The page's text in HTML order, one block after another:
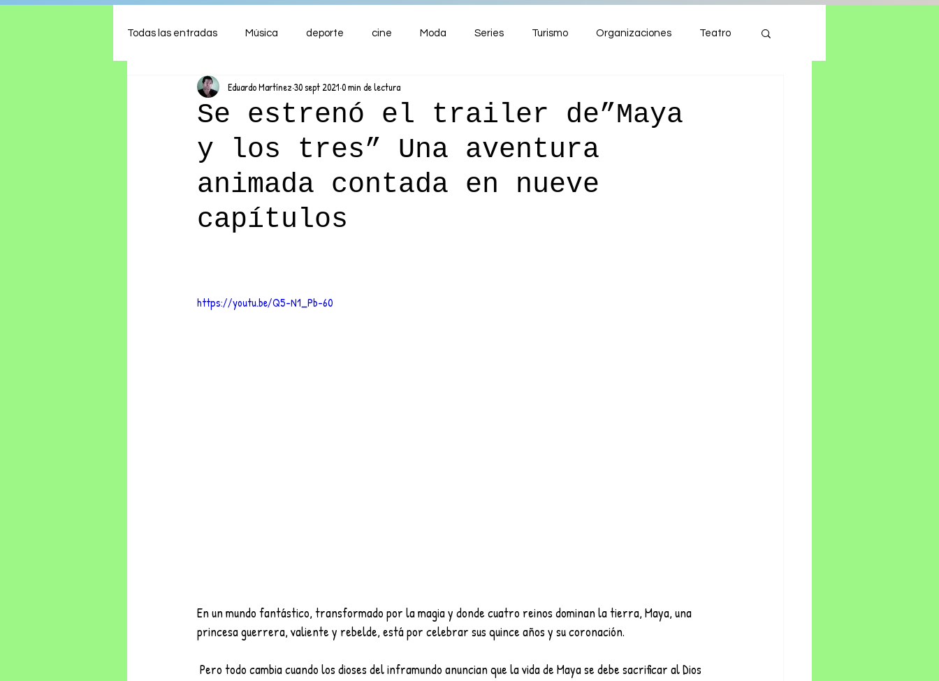
Todas las entradas Música deporte cine Moda Series Turismo Organizaciones Teatro
Shows Comida ENTRETENIMIENTO
Ambiente Hogar Finanzas
Se estrenó el trailer de”Maya
y los tres” Una aventura
animada contada en nueve
capítulos
Eduardo Martínez 30 sept 2021 0 min de lectura
https://youtu.be/Q5-N1_Pb-60
En un mundo fantástico, transformado por la magia y donde cuatro reinos dominan la tierra, Maya, una
princesa guerrera, valiente y rebelde, está por celebrar sus quince años y su coronación.